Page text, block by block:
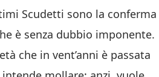
Scudetti sono la conferma
è senza dubbio imponente.
che in vent’anni è passata